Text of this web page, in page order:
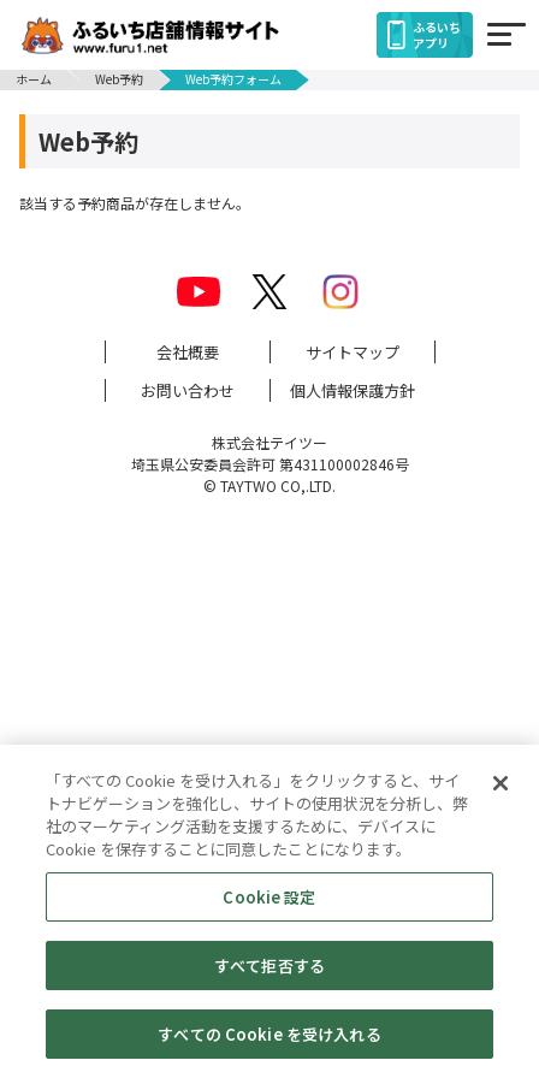
ふるいち
アプリ
ホーム
Web予約 Web予約フォーム
Web予約
該当する予約商品が存在しません。
会社概要
サイトマップ
お問い合わせ
個人情報保護方針
株式会社テイツー
埼玉県公安委員会許可 第431100002846号
© TAYTWO CO,.LTD.
キャンペーン 店舗一覧 Web予約 買取情報 宅配買取
「すべての Cookie を受け入れる」をクリックすると、サイ
トナビゲーションを強化し、サイトの使用状況を分析し、弊
社のマーケティング活動を支援するために、デバイスに
Cookie を保存することに同意したことになります。
Cookie 設定
すべて拒否する
すべての Cookie を受け入れる